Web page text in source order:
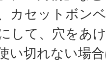
カセットボン
して、穴をあ
い切れない場